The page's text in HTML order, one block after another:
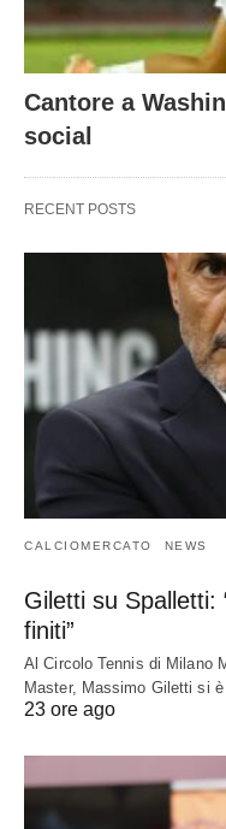
Cantore a
social
RECENT POSTS
CALCIOMERCATO NEWS
Giletti su Spalletti:
finiti”
Al Circolo Tennis di Milano
Master, Massimo Giletti si
23 ore ago